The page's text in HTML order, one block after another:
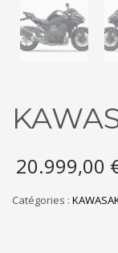
20.999,00
Catégories :